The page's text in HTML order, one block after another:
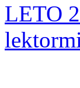
LETO